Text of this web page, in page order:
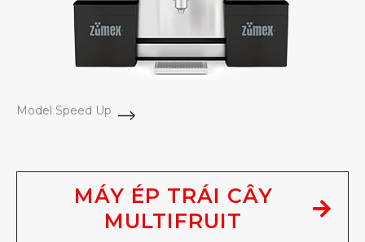
Model Speed Up
MÁY ÉP TRÁI CÂY
MULTIFRUIT